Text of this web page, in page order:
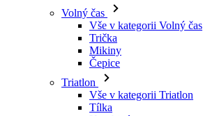
Volný čas
Vše v kategorii Volný čas
Trička
Mikiny
Čepice
Triatlon
Vše v kategorii Triatlon
Tílka